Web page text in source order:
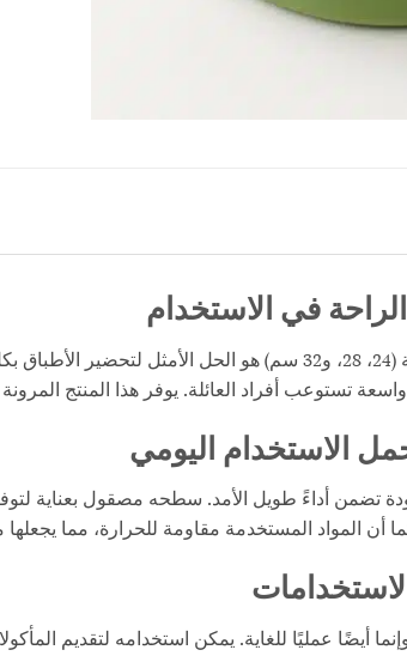
في الاستخدام
تبسي دائري بثلاث قياسات مختلفة (24، 28، و32 سم) هو
تستوعب أفراد العائلة. يوفر هذا المنتج
الاستخدام اليومي
تضمن أداءً طويل الأمد. سطحه مصقول بعناية
أن المواد المستخدمة مقاومة للحرارة، مما يجعلها
أيضًا عمليًا للغاية. يمكن استخدامه لتقديم